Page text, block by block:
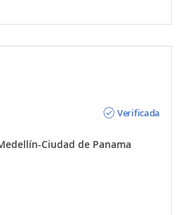
Verificada
Ciudad de Panama